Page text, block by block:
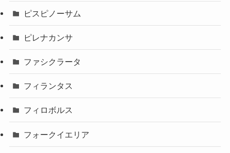
ピスピノーサム
ピレナカンサ
ファシクラータ
フィランタス
フィロボルス
フォークイエリア